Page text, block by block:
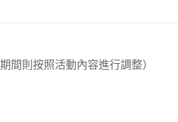
間則按照活動內容進行調整）